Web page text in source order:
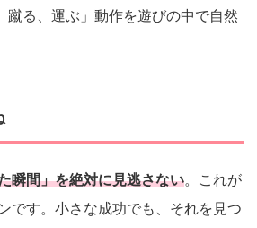
蹴る、運ぶ」動作を遊びの中で自然
瞬間」を絶対に見逃さない。これが
です。小さな成功でも、それを見つ